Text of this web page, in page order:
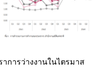
การว่างงานในไตรมาส